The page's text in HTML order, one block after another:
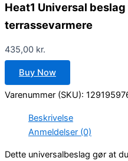
Heat1 Universal beslag
terrassevarmere
435,00 kr.
Buy Now
Varenummer (SKU):
Beskrivelse
Anmeldelser (0)
Dette universalbeslag gør at